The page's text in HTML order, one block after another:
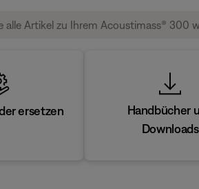
ersetzen
Handbücher
Downloads